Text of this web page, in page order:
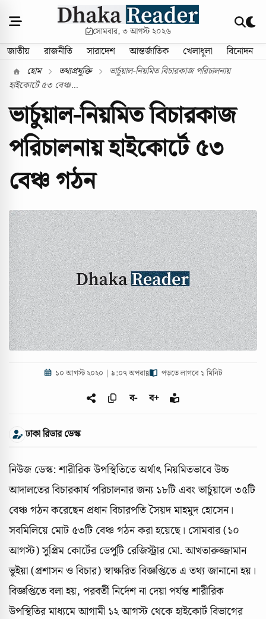
সোমবার, ৩ আগস্ট ২০২৬
জাতীয় রাজনীতি সারাদেশ আন্তর্জাতিক খেলাধুলা বিনোদন
হোম তথ্যপ্রযুক্তি
ভার্চুয়াল-নিয়মিত বিচারকাজ পরিচালনায়
হাইকোর্টে ৫৩ বেঞ্চ...
ভার্চুয়াল-নিয়মিত বিচারকাজ
পরিচালনায় হাইকোর্টে ৫৩
বেঞ্চ গঠন
১০ আগস্ট ২০২০ | ৯:০৭ অপরাহ্ণ পড়তে লাগবে ১ মিনিট
ব- ব+
ঢাকা রিডার ডেস্ক
নিউজ ডেস্ক: শারীরিক উপস্থিতিতে অর্থাৎ নিয়মিতভাবে উচ্চ
আদালতের বিচারকার্য পরিচালনার জন্য ১৮টি এবং ভার্চুয়ালে ৩৫টি
বেঞ্চ গঠন করেছেন প্রধান বিচারপতি সৈয়দ মাহমুদ হোসেন।
সবমিলিয়ে মোট ৫৩টি বেঞ্চ গঠন করা হয়েছে। সোমবার (১০
আগস্ট) সুপ্রিম কোর্টের ডেপুটি রেজিস্ট্রার মো. আখতারুজ্জামান
ভূইয়া (প্রশাসন ও বিচার) স্বাক্ষরিত বিজ্ঞপ্তিতে এ তথ্য জানানো হয়।
বিজ্ঞপ্তিতে বলা হয়, পরবর্তী নির্দেশ না দেয়া পর্যন্ত শারীরিক
উপস্থিতির মাধ্যমে আগামী ১২ আগস্ট থেকে হাইকোর্ট বিভাগের